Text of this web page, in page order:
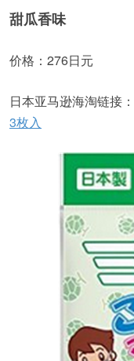
甜瓜香味
价格：276日元
日本亚马逊海淘链接：
3枚入